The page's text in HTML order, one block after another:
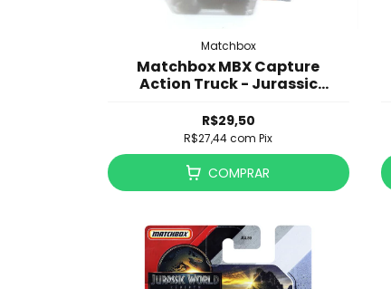
Matchbox
Matchbox MBX Capture
Action Truck - Jurassic
R$29,50
R$27,44com Pix
COMPRAR